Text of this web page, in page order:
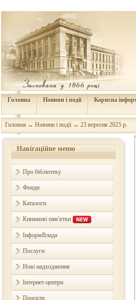
Головна Новини і події Корисна
Головна → Новини і події→ 23 вересня 2025 р.
Навігаційне меню
Про бібліотеку
Фонди
Каталоги
Книжкові пам'ятки
ІнформВлада
Послуги
Нові надходження
Інтернет-центри
Проєкти